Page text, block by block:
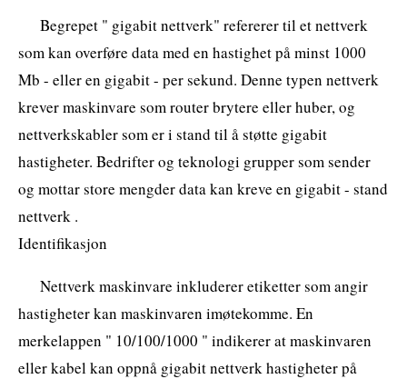
Begrepet " gigabit nettverk" refererer til et nettverk
som kan overføre data med en hastighet på minst 1000
Mb - eller en gigabit - per sekund. Denne typen nettverk
krever maskinvare som router brytere eller huber, og
nettverkskabler som er i stand til å støtte gigabit
hastigheter. Bedrifter og teknologi grupper som sender
og mottar store mengder data kan kreve en gigabit - stand
nettverk .
Identifikasjon
Nettverk maskinvare inkluderer etiketter som angir
hastigheter kan maskinvaren imøtekomme. En
merkelappen " 10/100/1000 " indikerer at maskinvaren
eller kabel kan oppnå gigabit nettverk hastigheter på